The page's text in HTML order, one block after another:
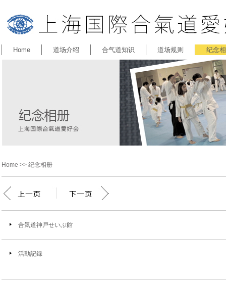
Home 道场介绍 合气道知识 道场规则 纪念
Home >> 纪念相册
合気道神戸せいぶ館
活動記録